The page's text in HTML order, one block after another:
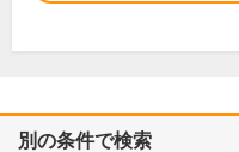
別の条件で検索